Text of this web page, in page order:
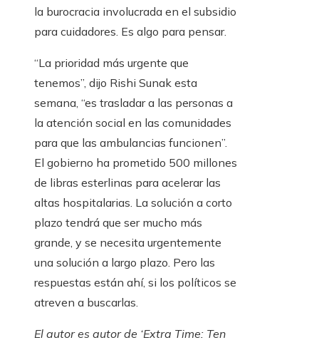
la burocracia involucrada en el subsidio
para cuidadores. Es algo para pensar.
“La prioridad más urgente que
tenemos”, dijo Rishi Sunak esta
semana, “es trasladar a las personas a
la atención social en las comunidades
para que las ambulancias funcionen”.
El gobierno ha prometido 500 millones
de libras esterlinas para acelerar las
altas hospitalarias. La solución a corto
plazo tendrá que ser mucho más
grande, y se necesita urgentemente
una solución a largo plazo. Pero las
respuestas están ahí, si los políticos se
atreven a buscarlas.
El autor es autor de ‘Extra Time: Ten